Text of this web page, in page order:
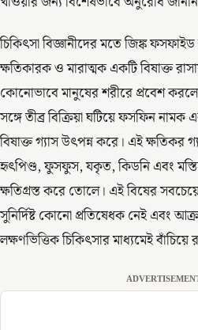
চিকিৎসা বিজ্ঞানীদের মতে জিঙ্ক
ক্ষতিকারক ও মারাত্মক একটি বিষাক্ত
কোনোভাবে মানুষের শরীরে প্রবেশ
সঙ্গে তীব্র বিক্রিয়া ঘটিয়ে ফসফিন নামক
বিষাক্ত গ্যাস উৎপন্ন করে। এই ক্ষতিকর
হৃৎপিণ্ড, ফুসফুস, যকৃত, কিডনি এবং
ক্ষতিগ্রস্ত করে তোলে। এই বিষের
সুনির্দিষ্ট কোনো প্রতিষেধক নেই এবং
লক্ষণভিত্তিক চিকিৎসার মাধ্যমেই বাঁচিয়ে